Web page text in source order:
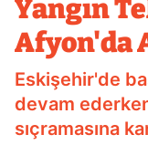
Yangın
Afyon'da
Eskişehir'de
devam
sıçramasına